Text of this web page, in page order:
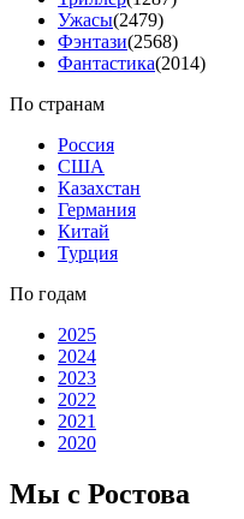
Ужасы(2479)
Фэнтази(2568)
Фантастика(2014)
По странам
Россия
США
Казахстан
Германия
Китай
Турция
По годам
2025
2024
2023
2022
2021
2020
Мы с Ростова